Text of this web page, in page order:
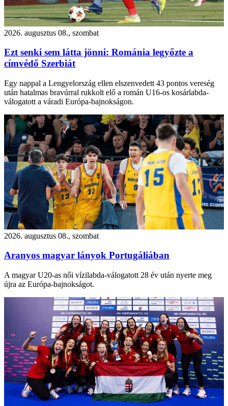
2026. augusztus 08., szombat
Ezt senki sem látta jönni: Románia legyőzte a
címvédő Szerbiát
Egy nappal a Lengyelország ellen elszenvedett 43 pontos vereség
után hatalmas bravúrral rukkolt elő a román U16-os kosárlabda-
válogatott a váradi Európa-bajnokságon.
2026. augusztus 08., szombat
Aranyos magyar lányok Portugáliában
A magyar U20-as női vízilabda-válogatott 28 év után nyerte meg
újra az Európa-bajnokságot.